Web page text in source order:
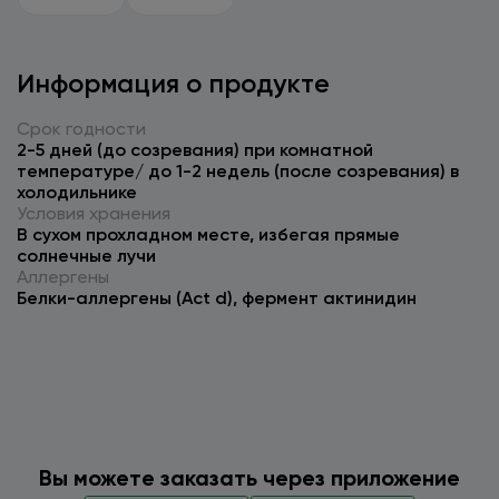
Информация о продукте
Срок годности
2-5 дней (до созревания) при комнатной
температуре/ до 1-2 недель (после созревания) в
холодильнике
Условия хранения
В сухом прохладном месте, избегая прямые
солнечные лучи
Аллергены
Белки-аллергены (Act d), фермент актинидин
Вы можете заказать через приложение